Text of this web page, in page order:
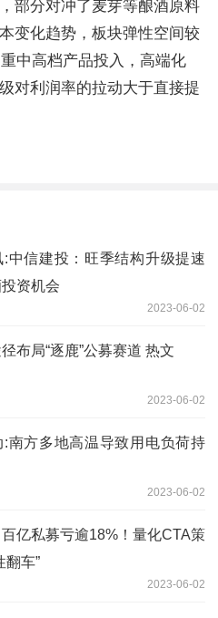
部分对冲了麦芽等酿酒原料
变化趋势，板块弹性空间较
中高档产品投入，高端化
对利润率的拉动大于直接提
:中信建投：旺季结构升级提速
资机会
2023-06-02
布局“逐鹿”公募赛道 热文
2023-06-02
:南方多地高温导致用电负荷持
2023-06-02
亿私募亏逾18%！量化CTA策
翻车”
2023-06-02